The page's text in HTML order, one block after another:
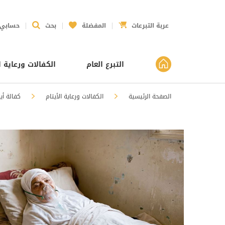
حسابي بحث المفضلة عربة التبرعات
التبرع العام الكفالات ورعاية
الصفحة الرئيسية الكفالات ورعاية الأيتام كفالة